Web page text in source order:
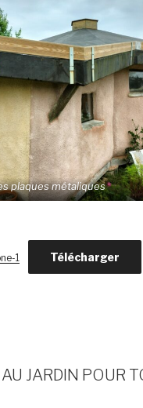
plaques métaliques
1 Télécharger
JARDIN POUR